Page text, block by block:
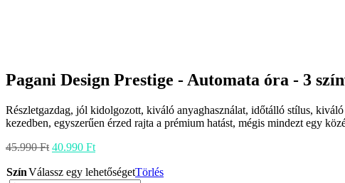
Pagani Design Prestige - Automata óra - 3
Részletgazdag, jól kidolgozott, kiváló anyaghasználat, időtálló stílus, kiváló
kezedben, egyszerűen érzed rajta a prémium hatást, mégis mindezt egy
45.990Ft Original
was:
40.990 FtCurrent
is:
SzínVálassz egy lehetőségetTörlés